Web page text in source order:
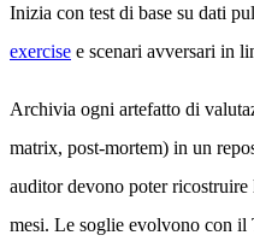
Inizia con test di base su dati
exercise e scenari avversari in
Archivia ogni artefatto di
matrix, post-mortem) in un
auditor devono poter ricostruire
mesi. Le soglie evolvono con il